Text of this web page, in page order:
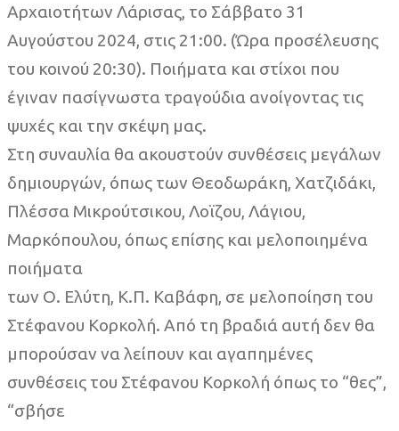
Αρχαιοτήτων Λάρισας, το Σάββατο 31
Αυγούστου 2024, στις 21:00. (Ώρα προσέλευσης
του κοινού 20:30). Ποιήματα και στίχοι που
έγιναν πασίγνωστα τραγούδια ανοίγοντας τις
ψυχές και την σκέψη μας.
Στη συναυλία θα ακουστούν συνθέσεις μεγάλων
δημιουργών, όπως των Θεοδωράκη, Χατζιδάκι,
Πλέσσα Μικρούτσικου, Λοϊζου, Λάγιου,
Μαρκόπουλου, όπως επίσης και μελοποιημένα
ποιήματα
των Ο. Ελύτη, Κ.Π. Καβάφη, σε μελοποίηση του
Στέφανου Κορκολή. Από τη βραδιά αυτή δεν θα
μπορούσαν να λείπουν και αγαπημένες
συνθέσεις του Στέφανου Κορκολή όπως το “θες”,
“σβήσε